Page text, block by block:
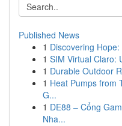
Published News
1 Discovering
1 SIM Virtual Claro:
1 Durable Outdoor
1 Heat Pumps from
G...
1 DE88 – Cổng
Nha...